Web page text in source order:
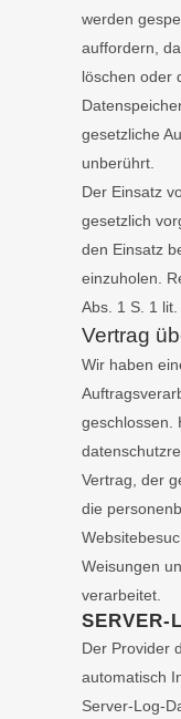
werden
auffordern,
löschen oder
gesetzliche
unberührt.
Der Einsatz
gesetzlich
den Einsatz
einzuholen.
Abs. 1 S. 1 lit.
Vertrag
Wir haben
geschlossen.
Vertrag, der
die
Weisungen
verarbeitet.
SERVER-
Der Provider
automatisch
Server-Log-